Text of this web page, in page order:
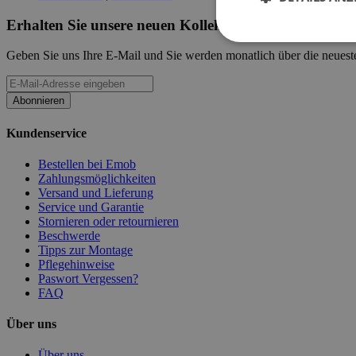
Erhalten Sie unsere neuen Kollektionen und
Geben Sie uns Ihre E-Mail und Sie werden monatlich über die
Abonnieren
Kundenservice
Bestellen bei Emob
Zahlungsmöglichkeiten
Versand und Lieferung
Service und Garantie
Stornieren oder retournieren
Beschwerde
Tipps zur Montage
Pflegehinweise
Paswort Vergessen?
FAQ
Über uns